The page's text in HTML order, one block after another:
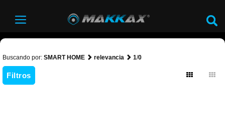
Buscando por: SMART HOME relevancia 1/0
Filtros